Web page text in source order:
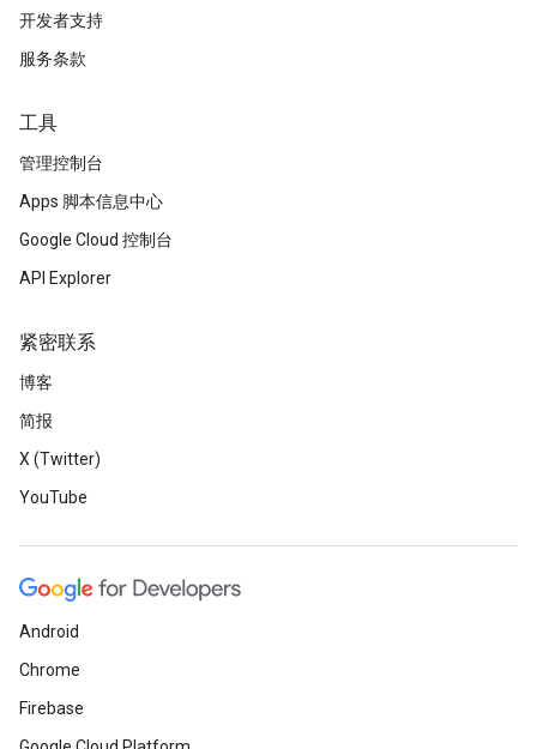
开发者支持
服务条款
工具
管理控制台
Apps 脚本信息中心
Google Cloud 控制台
API Explorer
紧密联系
博客
简报
X (Twitter)
YouTube
Android
Chrome
Firebase